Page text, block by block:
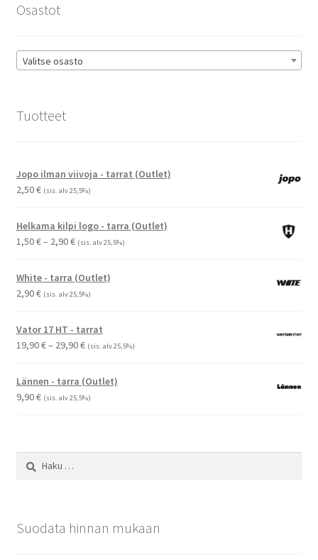
Osastot
Valitse osasto
Tuotteet
Jopo ilman viivoja - tarrat (Outlet)
2,50€ (sis. alv 25,5%)
Helkama kilpi logo - tarra (Outlet)
1,50€– 2,90€Hintaluokka:
-
2,90 €
(sis. alv 25,5%)
White - tarra (Outlet)
2,90€ (sis. alv 25,5%)
Vator 17 HT - tarrat
19,90€– 29,90€Hintaluokka:
-
29,90 €
(sis. alv 25,5%)
Lännen - tarra (Outlet)
9,90€ (sis. alv 25,5%)
Suodata hinnan mukaan